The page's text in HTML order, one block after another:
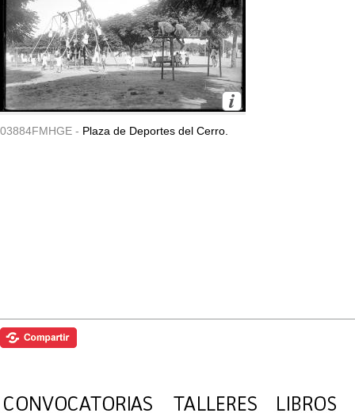
03884FMHGE - Plaza de Deportes del Cerro.